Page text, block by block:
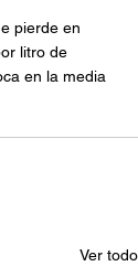
pierde en
litro de
en la media
Ver todo